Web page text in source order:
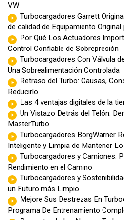
VW
Turbocargadores Garrett
de calidad de Equipamiento
Por Qué Los Actuadores
Control Confiable de Sobrepresión
Turbocargadores Con Válvula
Una Sobrealimentación Controlada
Retraso del Turbo: Causas,
Reducirlo
Las 4 ventajas digitales de la
Un Vistazo Detrás del Telón:
MasterTurbo
Turbocargadores BorgWarner
Inteligente y Limpia de Mantener
Turbocargadores y Camiones:
Rendimiento en el Camino
Turbocargadores y
un Futuro más Limpio
Mejore Sus Destrezas En
Programa De Entrenamiento